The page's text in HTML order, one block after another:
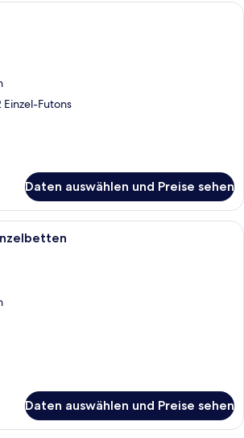
Vierbettzimmer |
Futons
Daten auswählen und Preise sehen
Doppelzimmer, 2 Einzelbetten |
Daten auswählen und Preise sehen